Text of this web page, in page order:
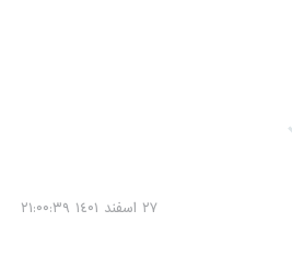
٢٧ اسفند ١٤۰١ ٢١:۰۰:٣٩